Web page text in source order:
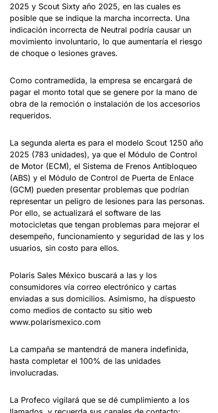
2025 y Scout Sixty año 2025, en las cuales es
posible que se indique la marcha incorrecta. Una
indicación incorrecta de Neutral podría causar un
movimiento involuntario, lo que aumentaría el riesgo
de choque o lesiones graves.
Como contramedida, la empresa se encargará de
pagar el monto total que se genere por la mano de
obra de la remoción o instalación de los accesorios
requeridos.
La segunda alerta es para el modelo Scout 1250 año
2025 (783 unidades), ya que el Módulo de Control
de Motor (ECM), el Sistema de Frenos Antibloqueo
(ABS) y el Módulo de Control de Puerta de Enlace
(GCM) pueden presentar problemas que podrían
representar un peligro de lesiones para las personas.
Por ello, se actualizará el software de las
motocicletas que tengan problemas para mejorar el
desempeño, funcionamiento y seguridad de las y los
usuarios, sin costo para ellos.
Polaris Sales México buscará a las y los
consumidores vía correo electrónico y cartas
enviadas a sus domicilios. Asimismo, ha dispuesto
como medios de contacto su sitio web
www.polarismexico.com
La campaña se mantendrá de manera indefinida,
hasta completar el 100% de las unidades
involucradas.
La Profeco vigilará que se dé cumplimiento a los